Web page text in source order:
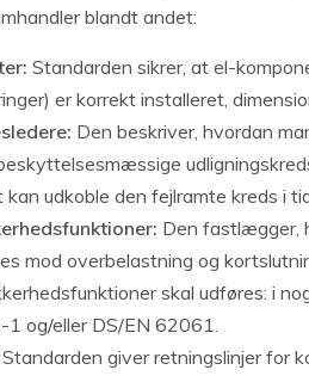
blandt andet:
Standarden sikrer, at el-
er korrekt installeret,
Den beskriver, hvordan
udkoble den fejlramte kreds i
Den fastlægger,
mod overbelastning og
skal udføres: i
og/eller DS/EN 62061.
Standarden giver retningslinjer for